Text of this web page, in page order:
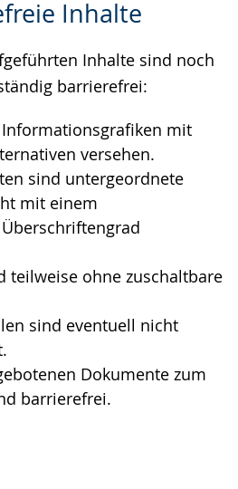
Inhalte
Inhalte sind noch
barrierefrei:
mit
versehen.
sind untergeordnete
mit einem
teilweise ohne zuschaltbare
sind eventuell nicht
Dokumente zum
barrierefrei.